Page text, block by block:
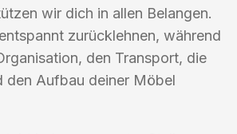
wir dich in allen Belangen.
zurücklehnen, während
den Transport, die
den Aufbau deiner Möbel